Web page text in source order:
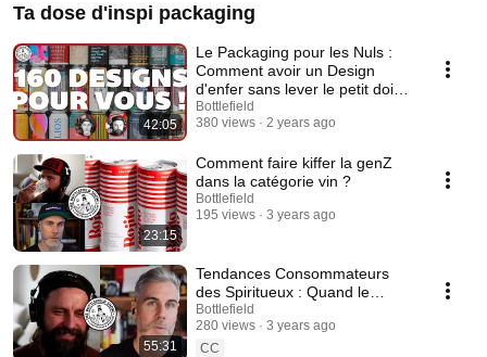
Ta dose d'inspi packaging
42:05
Le Packaging pour les Nuls :
Comment avoir un Design
d'enfer sans lever le petit doigt
!Bottlefield
380 views
2 years ago
23:15
Comment faire kiffer la genZ
dans la catégorie vin ?
Bottlefield
195 views
3 years ago
55:31
Tendances Consommateurs
des Spiritueux : Quand le
Packaging Change la Donne
(ou pas) !
Bottlefield
280 views
3 years ago
CC